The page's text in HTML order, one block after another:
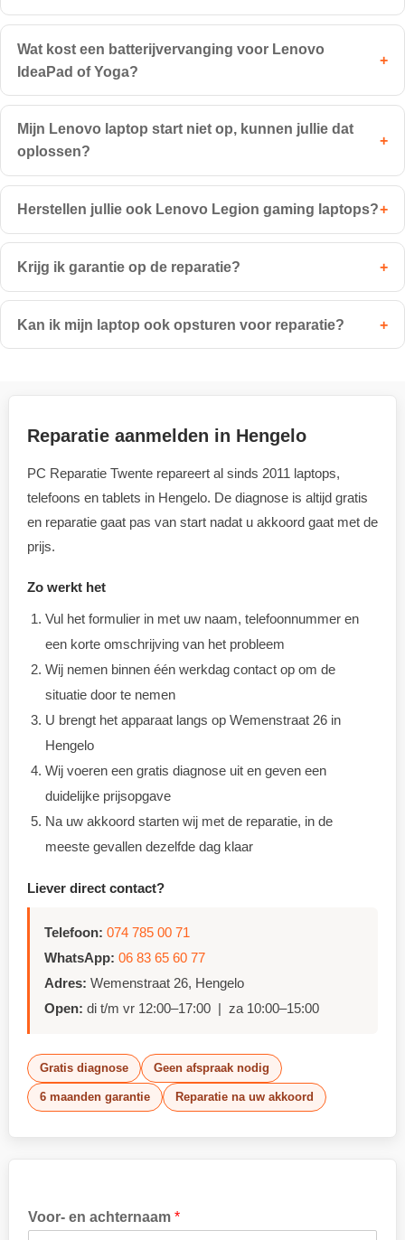
Wat kost een batterijvervanging voor Lenovo
IdeaPad of Yoga?
+
Mijn Lenovo laptop start niet op, kunnen jullie dat
oplossen?
+
Herstellen jullie ook Lenovo Legion gaming laptops?+
Krijg ik garantie op de reparatie? +
Kan ik mijn laptop ook opsturen voor reparatie? +
Reparatie aanmelden in Hengelo
PC Reparatie Twente repareert al sinds 2011 laptops,
telefoons en tablets in Hengelo. De diagnose is altijd gratis
en reparatie gaat pas van start nadat u akkoord gaat met de
prijs.
Zo werkt het
Vul het formulier in met uw naam, telefoonnummer en
een korte omschrijving van het probleem
Wij nemen binnen één werkdag contact op om de
situatie door te nemen
U brengt het apparaat langs op Wemenstraat 26 in
Hengelo
Wij voeren een gratis diagnose uit en geven een
duidelijke prijsopgave
Na uw akkoord starten wij met de reparatie, in de
meeste gevallen dezelfde dag klaar
Liever direct contact?
Telefoon: 074 785 00 71
WhatsApp: 06 83 65 60 77
Adres: Wemenstraat 26, Hengelo
Open: di t/m vr 12:00–17:00 | za 10:00–15:00
Gratis diagnose Geen afspraak nodig
6 maanden garantie Reparatie na uw akkoord
Voor- en achternaam *